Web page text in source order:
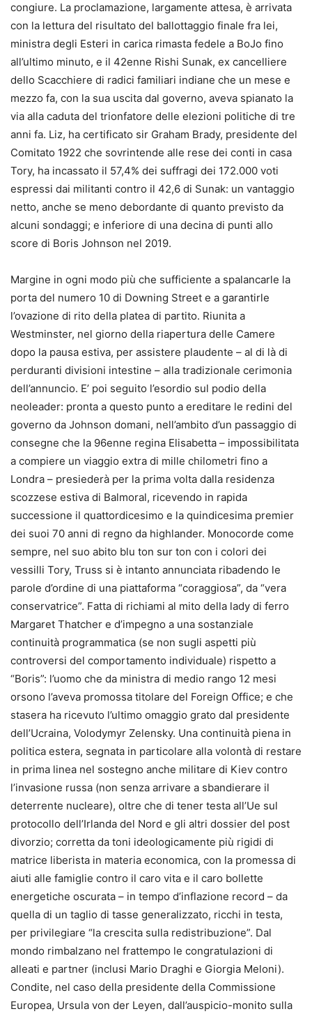
congiure. La proclamazione, largamente attesa, è arrivata
con la lettura del risultato del ballottaggio finale fra lei,
ministra degli Esteri in carica rimasta fedele a BoJo fino
all’ultimo minuto, e il 42enne Rishi Sunak, ex cancelliere
dello Scacchiere di radici familiari indiane che un mese e
mezzo fa, con la sua uscita dal governo, aveva spianato la
via alla caduta del trionfatore delle elezioni politiche di tre
anni fa. Liz, ha certificato sir Graham Brady, presidente del
Comitato 1922 che sovrintende alle rese dei conti in casa
Tory, ha incassato il 57,4% dei suffragi dei 172.000 voti
espressi dai militanti contro il 42,6 di Sunak: un vantaggio
netto, anche se meno debordante di quanto previsto da
alcuni sondaggi; e inferiore di una decina di punti allo
score di Boris Johnson nel 2019.
Margine in ogni modo più che sufficiente a spalancarle la
porta del numero 10 di Downing Street e a garantirle
l’ovazione di rito della platea di partito. Riunita a
Westminster, nel giorno della riapertura delle Camere
dopo la pausa estiva, per assistere plaudente – al di là di
perduranti divisioni intestine – alla tradizionale cerimonia
dell’annuncio. E’ poi seguito l’esordio sul podio della
neoleader: pronta a questo punto a ereditare le redini del
governo da Johnson domani, nell’ambito d’un passaggio di
consegne che la 96enne regina Elisabetta – impossibilitata
a compiere un viaggio extra di mille chilometri fino a
Londra – presiederà per la prima volta dalla residenza
scozzese estiva di Balmoral, ricevendo in rapida
successione il quattordicesimo e la quindicesima premier
dei suoi 70 anni di regno da highlander. Monocorde come
sempre, nel suo abito blu ton sur ton con i colori dei
vessilli Tory, Truss si è intanto annunciata ribadendo le
parole d’ordine di una piattaforma “coraggiosa”, da “vera
conservatrice”. Fatta di richiami al mito della lady di ferro
Margaret Thatcher e d’impegno a una sostanziale
continuità programmatica (se non sugli aspetti più
controversi del comportamento individuale) rispetto a
“Boris”: l’uomo che da ministra di medio rango 12 mesi
orsono l’aveva promossa titolare del Foreign Office; e che
stasera ha ricevuto l’ultimo omaggio grato dal presidente
dell’Ucraina, Volodymyr Zelensky. Una continuità piena in
politica estera, segnata in particolare alla volontà di restare
in prima linea nel sostegno anche militare di Kiev contro
l’invasione russa (non senza arrivare a sbandierare il
deterrente nucleare), oltre che di tener testa all’Ue sul
protocollo dell’Irlanda del Nord e gli altri dossier del post
divorzio; corretta da toni ideologicamente più rigidi di
matrice liberista in materia economica, con la promessa di
aiuti alle famiglie contro il caro vita e il caro bollette
energetiche oscurata – in tempo d’inflazione record – da
quella di un taglio di tasse generalizzato, ricchi in testa,
per privilegiare “la crescita sulla redistribuzione”. Dal
mondo rimbalzano nel frattempo le congratulazioni di
alleati e partner (inclusi Mario Draghi e Giorgia Meloni).
Condite, nel caso della presidente della Commissione
Europea, Ursula von der Leyen, dall’auspicio-monito sulla